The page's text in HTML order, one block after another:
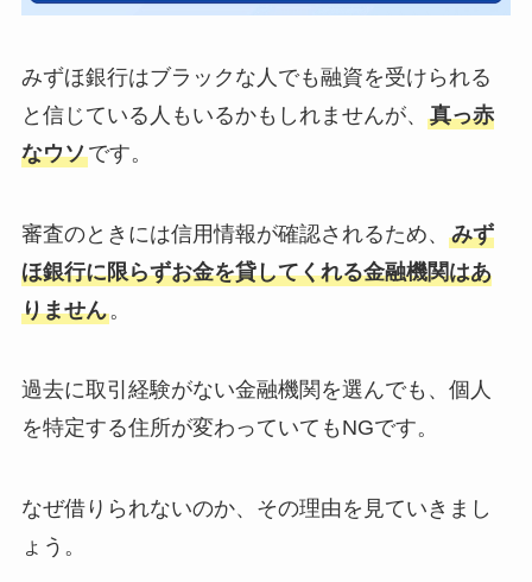
みずほ銀行はブラックな人でも融資を受けられる
と信じている人もいるかもしれませんが、 真っ赤
なウソです。
審査のときには信用情報が確認されるため、 みず
ほ銀行に限らずお金を貸してくれる金融機関はあ
りません。
過去に取引経験がない金融機関を選んでも、個人
を特定する住所が変わっていてもNGです。
なぜ借りられないのか、その理由を見ていきまし
ょう。